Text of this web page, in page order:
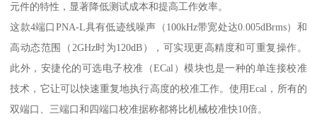
元件的特性，显著降低测试成本和提高工作效率。
这款4端口PNA-L具有低迹线噪声（100kHz带宽处达0.005dBrms）和
高动态范围（2GHz时为120dB），可实现更高精度和可重复操作。
此外，安捷伦的可选电子校准（ECal）模块也是一种的单连接校准
技术，它让可以快速重复地执行高度的校准工作。使用Ecal，所有的
双端口、三端口和四端口校准据称都将比机械校准快10倍。